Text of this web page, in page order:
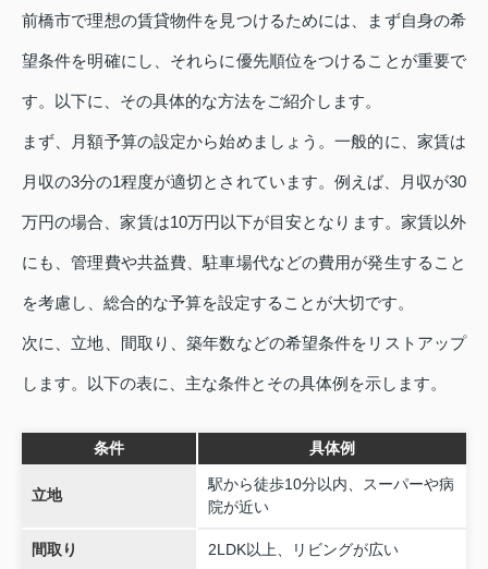
前橋市で理想の賃貸物件を見つけるためには、まず自身の希
望条件を明確にし、それらに優先順位をつけることが重要で
す。以下に、その具体的な方法をご紹介します。
まず、月額予算の設定から始めましょう。一般的に、家賃は
月収の3分の1程度が適切とされています。例えば、月収が30
万円の場合、家賃は10万円以下が目安となります。家賃以外
にも、管理費や共益費、駐車場代などの費用が発生すること
を考慮し、総合的な予算を設定することが大切です。
次に、立地、間取り、築年数などの希望条件をリストアップ
します。以下の表に、主な条件とその具体例を示します。
条件 具体例
立地
駅から徒歩10分以内、スーパーや病
院が近い
間取り 2LDK以上、リビングが広い